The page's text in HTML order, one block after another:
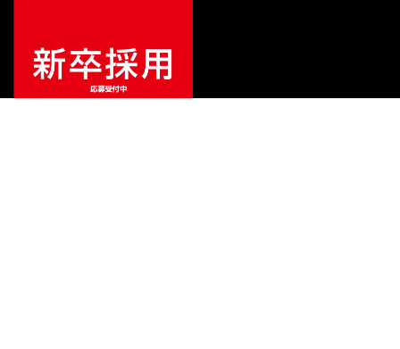
販売価格 418,000（税込）
¥379,500（税込）